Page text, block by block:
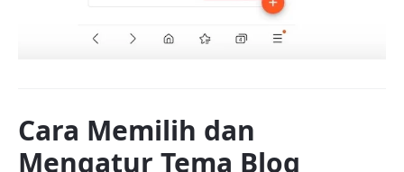
Cara Memilih dan
Mengatur Tema Blog